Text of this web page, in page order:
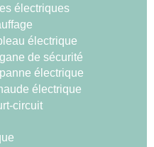
électriques
électrique
de sécurité
électrique
électrique
circuit